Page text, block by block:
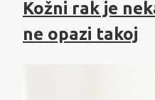
Kožni rak je
ne opazi takoj